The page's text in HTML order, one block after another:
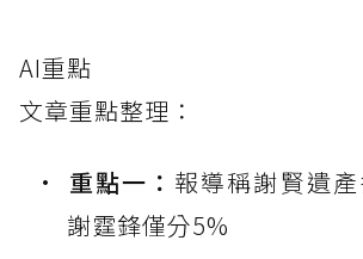
AI重點
文章重點整理：
重點一： 報導稱謝賢遺產
謝霆鋒僅分5%